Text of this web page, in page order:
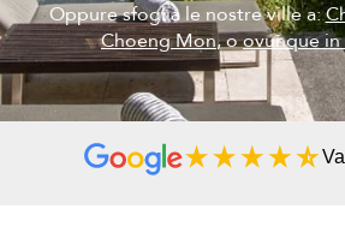
Oppure sfoglia le nostre ville a:
Choeng Mon, oovunque in